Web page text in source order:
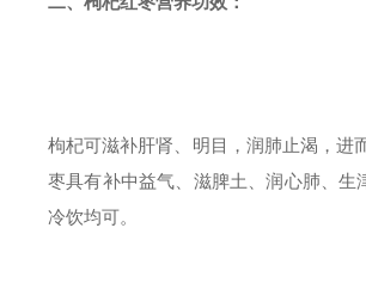
枸杞可滋补肝肾、明目，润肺止渴，进
枣具有补中益气、滋脾土、润心肺、
冷饮均可。